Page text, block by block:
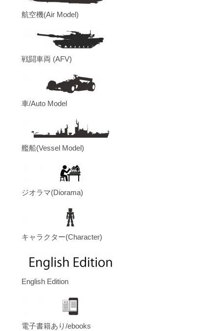
航空機(Air Model)
戦闘車両 (AFV)
車/Auto Model
艦船(Vessel Model)
ジオラマ(Diorama)
キャラクター(Character)
English Edition
電子書籍あり/ebooks